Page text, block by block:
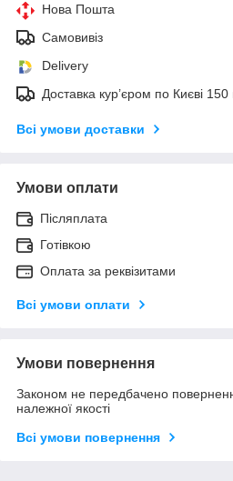
Нова Пошта
Самовивіз
Delivery
Доставка кур’єром по Києві 150
Всі умови доставки
Умови оплати
Післяплата
Готівкою
Оплата за реквізитами
Всі умови оплати
Умови повернення
Законом не передбачено
належної якості
Всі умови повернення